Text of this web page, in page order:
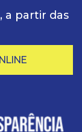
a partir das